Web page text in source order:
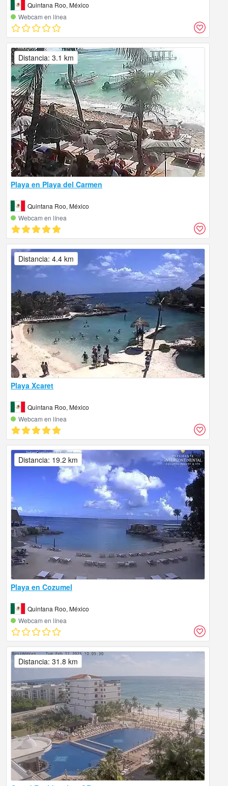
Quintana Roo, México
Webcam en línea
Playa en Playa del Carmen
Quintana Roo, México
Webcam en línea
Distancia: 3.1 km
Playa Xcaret
Quintana Roo, México
Webcam en línea
Distancia: 4.4 km
Playa en Cozumel
Quintana Roo, México
Webcam en línea
Distancia: 19.2 km
Distancia: 31.8 km